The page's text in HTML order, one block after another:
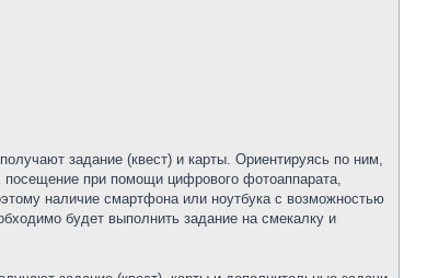
задание (квест) и карты. Ориентируясь по ним,
посещение при помощи цифрового фотоаппарата,
наличие смартфона или ноутбука с возможностью
будет выполнить задание на смекалку и